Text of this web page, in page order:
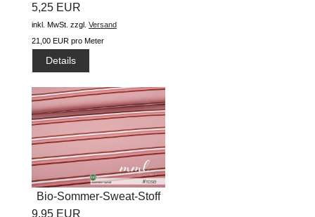
5,25 EUR
inkl. MwSt. zzgl. Versand
21,00 EUR pro Meter
Details
Bio-Sommer-Sweat-Stoff
"small...
9,95 EUR